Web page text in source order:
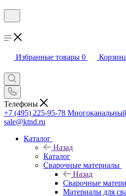
Избранные товары 0 Корзина
Телефоны
+7 (495) 225-95-78 Многоканальный
sale@ktnd.ru
Каталог
Назад
Каталог
Сварочные материалы
Назад
Сварочные
Материалы для